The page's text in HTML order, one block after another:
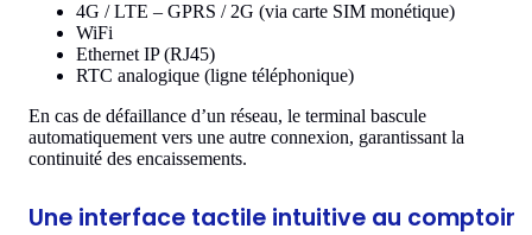
4G / LTE – GPRS / 2G (via carte SIM monétique)
WiFi
Ethernet IP (RJ45)
RTC analogique (ligne téléphonique)
En cas de défaillance d’un réseau, le terminal bascule
automatiquement vers une autre connexion, garantissant la
continuité des encaissements.
Une interface tactile intuitive au comptoir